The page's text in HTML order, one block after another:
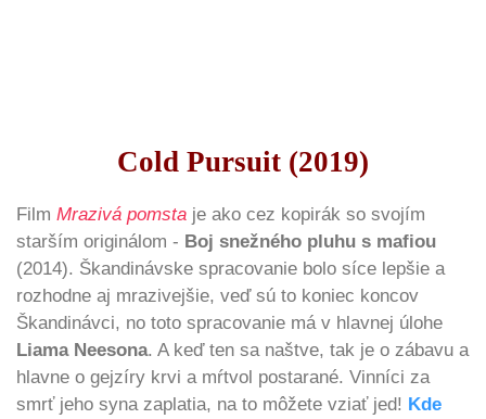
Cold Pursuit (2019)
Film Mrazivá pomsta je ako cez kopirák so svojím
starším originálom - Boj snežného pluhu s mafiou
(2014). Škandinávske spracovanie bolo síce lepšie a
rozhodne aj mrazivejšie, veď sú to koniec koncov
Škandinávci, no toto spracovanie má v hlavnej úlohe
Liama Neesona. A keď ten sa naštve, tak je o zábavu a
hlavne o gejzíry krvi a mŕtvol postarané. Vinníci za
smrť jeho syna zaplatia, na to môžete vziať jed! Kde